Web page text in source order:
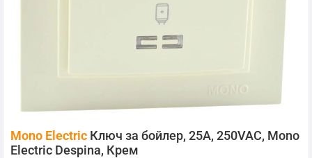
към
началото
Mono Electric Ключ за бойлер, 25A, 250VAC, Mono
Electric Despina, Крем